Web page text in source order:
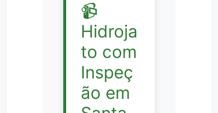
📹
Hidroja
to com
Inspeç
ão em